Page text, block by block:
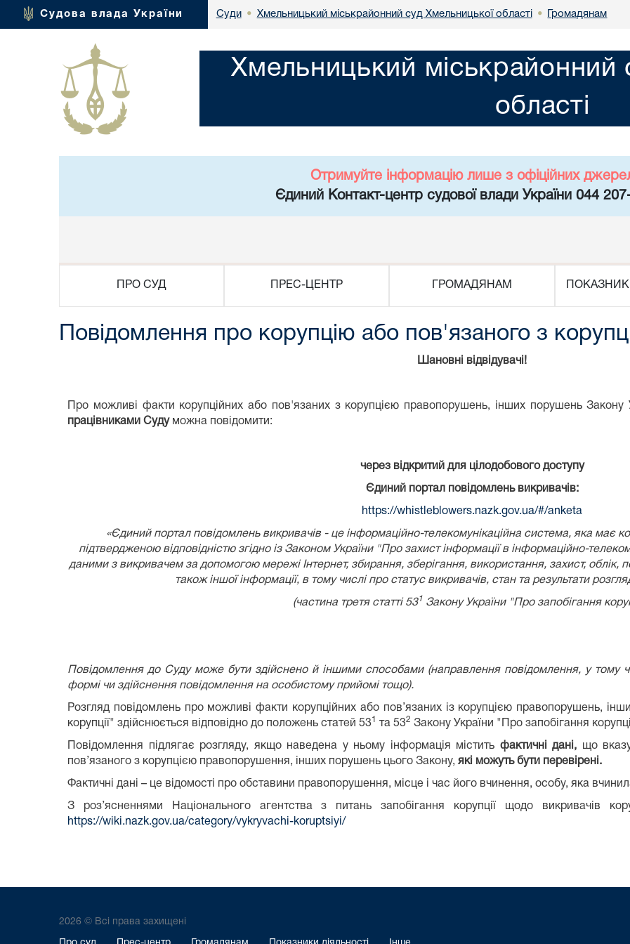
Судова влада України Суди • Хмельницький міськрайонний суд Хмельницької області • Громадянам
Хмельницький міськрайонний
області
Отримуйте інформацію лише з офіційних
Єдиний Контакт-центр судової влади України 044
ПРО СУД ПРЕС-ЦЕНТР ГРОМАДЯНАМ
Повідомлення про корупцію або пов'язаного з
Шановні відвідувачі!
Про можливі факти корупційних або пов'язаних з корупцією правопорушень, інших порушень Закону
працівниками Судуможна повідомити:
через відкритий для цілодобового доступу
Єдиний портал повідомлень викривачів:
https://whistleblowers.nazk.gov.ua/#/anketa
«Єдиний портал повідомлень викривачів - це інформаційно-телекомунікаційна система, яка має
підтвердженою відповідністю згідно із Законом України"Про захист інформації в інформаційно-
даними з викривачем за допомогою мережі Інтернет, збирання, зберігання, використання, захист, облік,
також іншої інформації, в тому числі про статус викривачів, стан та результати
(частина третя статті 531 Закону України "Про запобігання
Повідомлення до Суду може бути здійснено й іншими способами (направлення повідомлення, у тому
формі чи здійснення повідомлення на особистому прийомі тощо).
Розгляд повідомлень про можливі факти корупційних або пов’язаних із корупцією правопорушень,
корупції" здійснюється відповідно до положень статей 531 та 532 Закону України "Про запобігання
Повідомлення підлягає розгляду, якщо наведена у ньому інформація містить фактичні дані, що
пов’язаного з корупцією правопорушення, інших порушень цього Закону, які можуть бути перевірені.
Фактичні дані – це відомості про обставини правопорушення, місце і час його вчинення, особу, яка
З роз’ясненнями Національного агентства з питань запобігання корупції щодо викривачів
https://wiki.nazk.gov.ua/category/vykryvachi-koruptsiyi/
2026 © Всі права захищені